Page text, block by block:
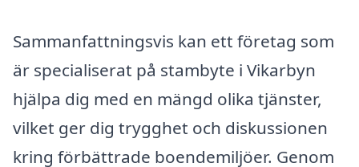
Sammanfattningsvis kan ett företag som
är specialiserat på stambyte i Vikarbyn
hjälpa dig med en mängd olika tjänster,
vilket ger dig trygghet och diskussionen
kring förbättrade boendemiljöer. Genom